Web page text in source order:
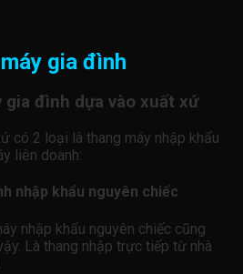
gia đình
gia đình dựa vào xuất xứ
có 2 loại là thang máy nhập khẩu
liên doanh:
nhập khẩu nguyên chiếc
nhập khẩu nguyên chiếc cũng
Là thang nhập trực tiếp từ nhà